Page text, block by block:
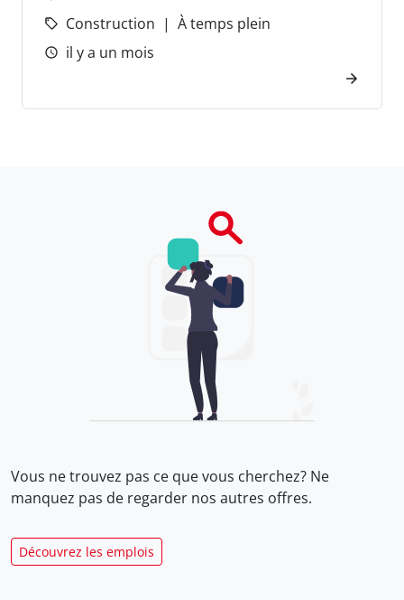
Construction
À temps plein
il y a un mois
Vous ne trouvez pas ce que vous cherchez? Ne
manquez pas de regarder nos autres offres.
Découvrez les emplois